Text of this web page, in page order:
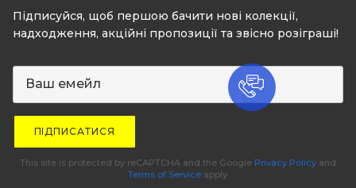
Підписуйся, щоб першою бачити нові колекції,
надходження, акційні пропозиції та звісно розіграші!
ПІДПИСАТИСЯ
This site is protected by reCAPTCHA and the Google Privacy Policy and
Terms of Serviceapply.